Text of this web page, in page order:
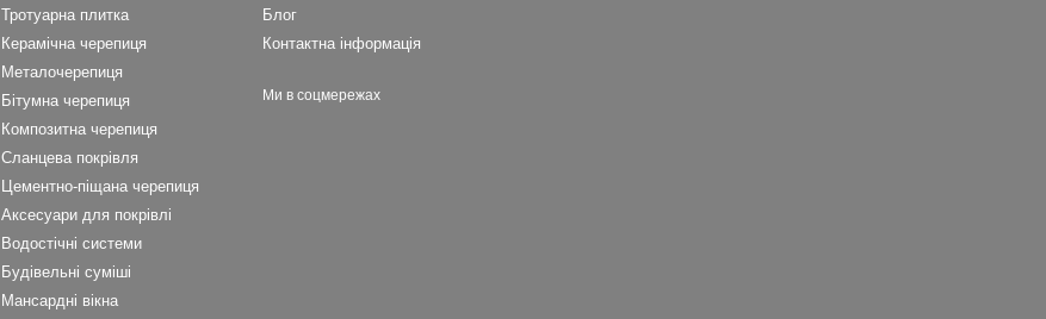
Тротуарна плитка
Керамічна черепиця
Металочерепиця
Бітумна черепиця
Композитна черепиця
Cланцева покрівля
Цементно-піщана черепиця
Аксесуари для покрівлі
Водостічні системи
Будівельні суміші
Мансардні вікна
Блог
Контактна інформація
Ми в соцмережах